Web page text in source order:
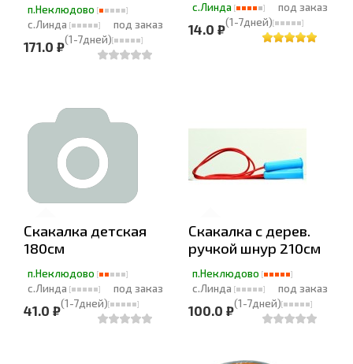
п.Неклюдово
с.Линда
под заказ
(1-7дней)
171.0 ₽
с.Линда
под заказ
(1-7дней)
14.0 ₽
Скакалка детская
180см
п.Неклюдово
с.Линда
под заказ
(1-7дней)
41.0 ₽
Скакалка с дерев.
ручкой шнур 210см
п.Неклюдово
с.Линда
под заказ
(1-7дней)
100.0 ₽